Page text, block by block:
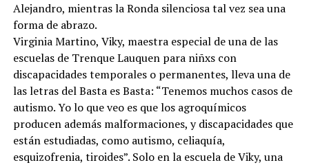
Alejandro, mientras la Ronda silenciosa tal vez sea una
forma de abrazo.
Virginia Martino, Viky, maestra especial de una de las
escuelas de Trenque Lauquen para niñxs con
discapacidades temporales o permanentes, lleva una de
las letras del Basta es Basta: “Tenemos muchos casos de
autismo. Yo lo que veo es que los agroquímicos
producen además malformaciones, y discapacidades que
están estudiadas, como autismo, celiaquía,
esquizofrenia, tiroides”. Solo en la escuela de Viky, una